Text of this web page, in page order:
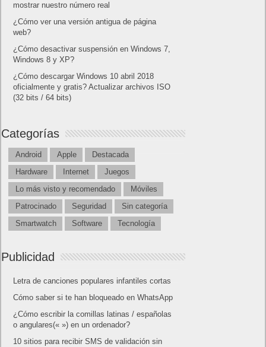
mostrar nuestro número real
¿Cómo ver una versión antigua de página
web?
¿Cómo desactivar suspensión en Windows 7,
Windows 8 y XP?
¿Cómo descargar Windows 10 abril 2018
oficialmente y gratis? Actualizar archivos ISO
(32 bits / 64 bits)
Categorías
Android Apple
Destacada
Hardware
Internet
Juegos
Lo más visto y recomendado
Móviles
Patrocinado
Seguridad
Sin categoría
Smartwatch
Software Tecnología
Publicidad
Letra de canciones populares infantiles cortas
Cómo saber si te han bloqueado en WhatsApp
¿Cómo escribir la comillas latinas / españolas
o angulares(« ») en un ordenador?
10 sitios para recibir SMS de validación sin